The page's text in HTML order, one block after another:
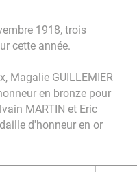
1918, trois
cette année.
Magalie GUILLEMIER
en bronze pour
MARTIN et Eric
d'honneur en or